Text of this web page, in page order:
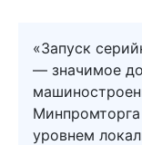
«Запуск
— значимое
уровнем